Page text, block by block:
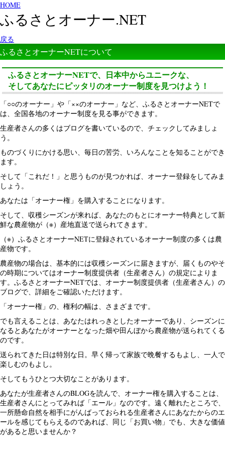
HOME
ふるさとオーナー.NET
戻る
ふるさとオーナーNETについて
ふるさとオーナーNETで、日本中からユニークな、
そしてあなたにピッタリのオーナー制度を見つけよう！
「○○のオーナー」や「××のオーナー」など、ふるさとオーナーNETで
は、全国各地のオーナー制度を見る事ができます。
生産者さんの多くはブログを書いているので、チェックしてみましょ
う。
ものづくりにかける思い、毎日の苦労、いろんなことを知ることができ
ます。
そして「これだ！」と思うものが見つかれば、オーナー登録をしてみま
しょう。
あなたは「オーナー権」を購入することになります。
そして、収穫シーズンが来れば、あなたのもとにオーナー特典として新
鮮な農産物が（※）産地直送で送られてきます。
（※）ふるさとオーナーNETに登録されているオーナー制度の多くは農
産物です。
農産物の場合は、基本的には収穫シーズンに届きますが、届くものやそ
の時期についてはオーナー制度提供者（生産者さん）の規定によりま
す。ふるさとオーナーNETでは、オーナー制度提供者（生産者さん）の
ブログで、詳細をご確認いただけます。
「オーナー権」の、権利の幅は、さまざまです。
でも言えることは、あなたはれっきとしたオーナーであり、シーズンに
なるとあなたがオーナーとなった畑や田んぼから農産物が送られてくる
のです。
送られてきた日は特別な日。早く帰って家族で晩餐するもよし、一人で
楽しむのもよし。
そしてもうひとつ大切なことがあります。
あなたが生産者さんのBLOGを読んで、オーナー権を購入することは、
生産者さんにとってみれば「エール」なのです。遠く離れたところで、
一所懸命自然を相手にがんばっておられる生産者さんにあなたからのエ
ールを感じてもらえるのであれば、同じ「お買い物」でも、大きな価値
があると思いませんか？